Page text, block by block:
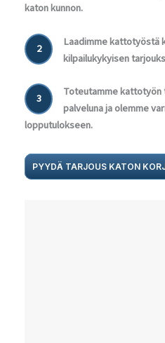
katon kunnon.
2
Laadimme kattotyöstä
kilpailukykyisen
3
Toteutamme kattotyön
palveluna ja olemme
lopputulokseen.
PYYDÄ TARJOUS KATON